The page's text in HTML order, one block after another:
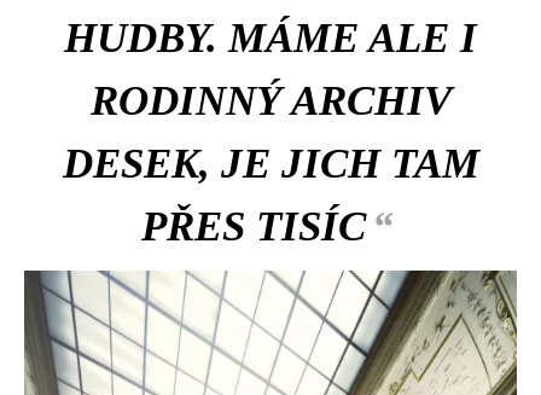
HUDBY. MÁME ALE I
RODINNÝ ARCHIV
DESEK, JE JICH TAM
PŘES TISÍC “